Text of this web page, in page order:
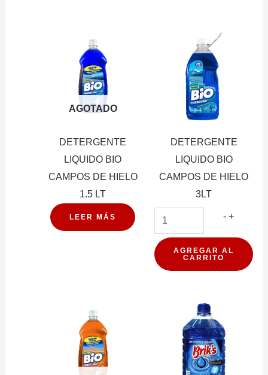
AGOTADO
DETERGENTE
LIQUIDO BIO
CAMPOS DE HIELO
1.5 LT
LEER MÁS
DETERGENTE
LIQUIDO BIO
CAMPOS DE HIELO
3LT
-
BIO
+
AGREGAR AL
CARRITO